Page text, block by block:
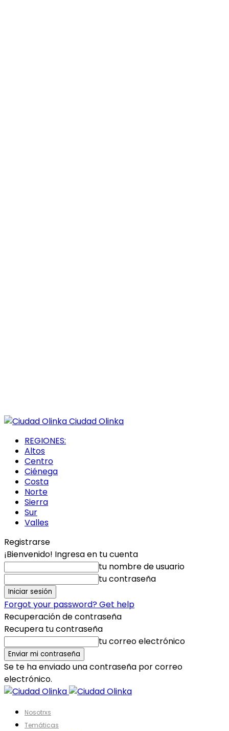
Ciudad Olinka
REGIONES:
Altos
Centro
Ciénega
Costa
Norte
Sierra
Sur
Valles
Registrarse
¡Bienvenido! Ingresa en tu cuenta
tu nombre de usuario
tu contraseña
Forgot your password? Get help
Recuperación de contraseña
Recupera tu contraseña
tu correo electrónico
Se te ha enviado una contraseña por correo
electrónico.
Nosotrxs
Temáticas